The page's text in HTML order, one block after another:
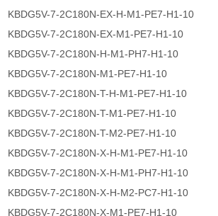
KBDG5V-7-2C180N-EX-H-M1-PE7-H1-10
KBDG5V-7-2C180N-EX-M1-PE7-H1-10
KBDG5V-7-2C180N-H-M1-PH7-H1-10
KBDG5V-7-2C180N-M1-PE7-H1-10
KBDG5V-7-2C180N-T-H-M1-PE7-H1-10
KBDG5V-7-2C180N-T-M1-PE7-H1-10
KBDG5V-7-2C180N-T-M2-PE7-H1-10
KBDG5V-7-2C180N-X-H-M1-PE7-H1-10
KBDG5V-7-2C180N-X-H-M1-PH7-H1-10
KBDG5V-7-2C180N-X-H-M2-PC7-H1-10
KBDG5V-7-2C180N-X-M1-PE7-H1-10